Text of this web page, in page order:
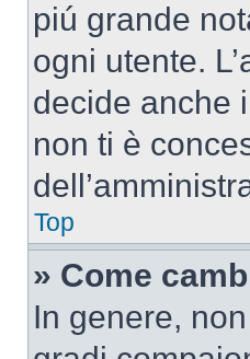
piú grande
ogni utente.
decide anche
non ti è
Top
» Come
In genere,